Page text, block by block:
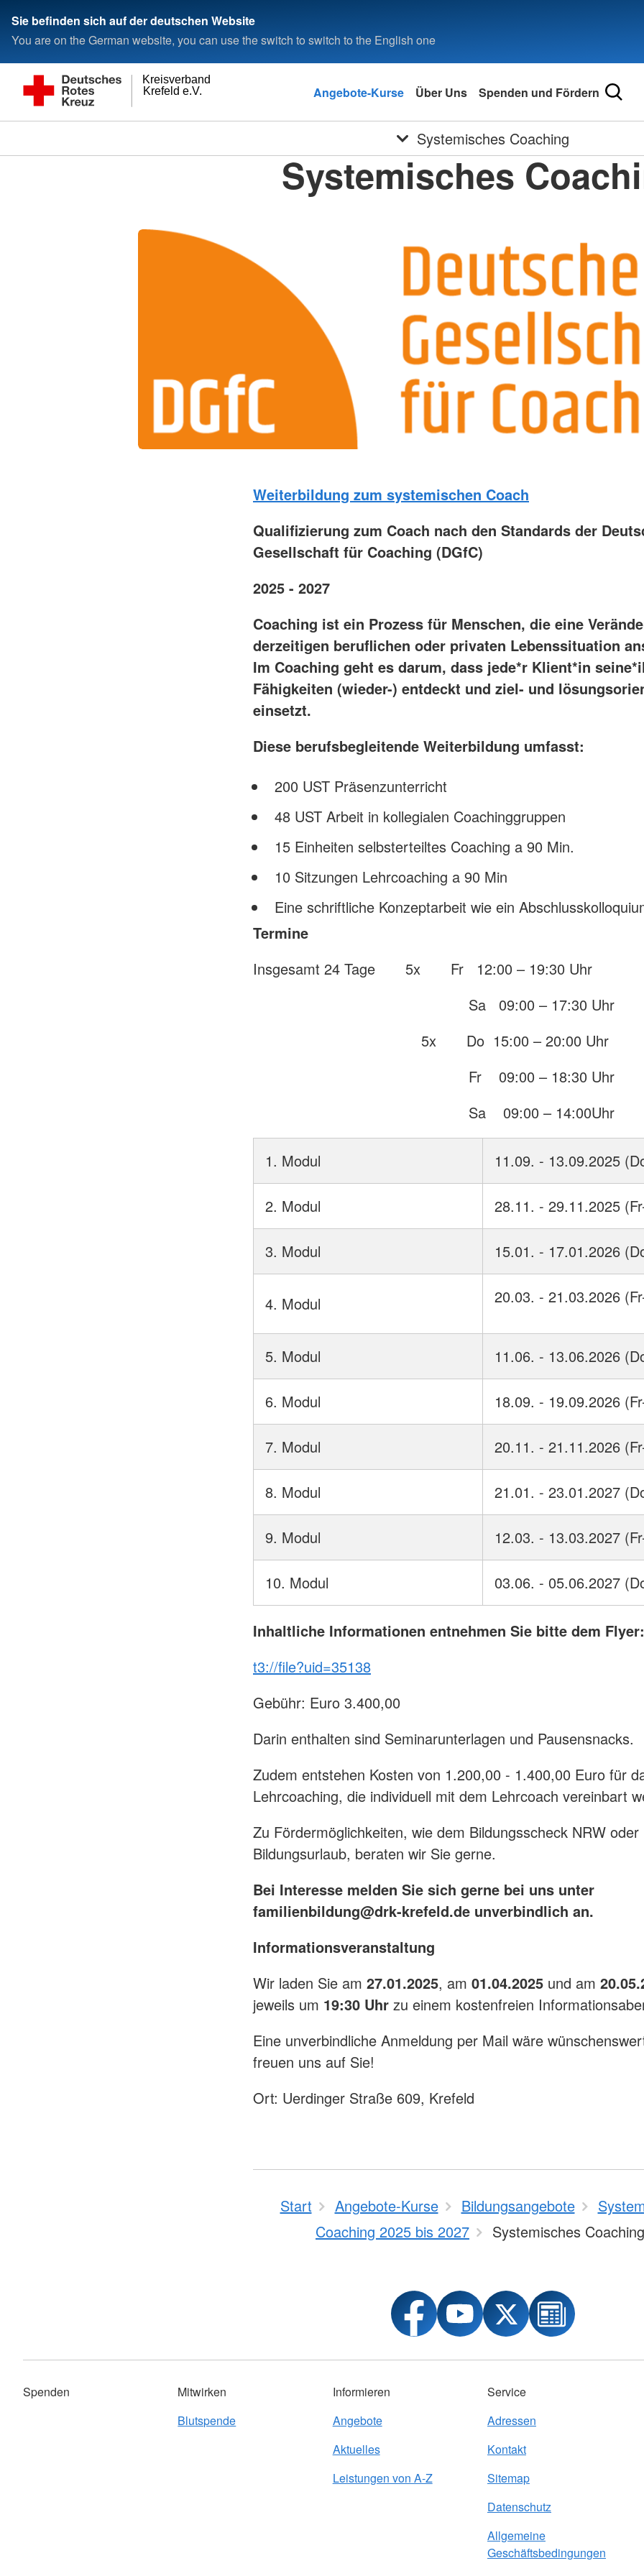
Sie befinden sich auf der deutschen Website
You are on the German website, you can use the switch to switch to the English one
Krefeld e.V.
Kreisverband
Angebote-Kurse Über Uns Spenden und Fördern
Systemisches Coaching
Systemisches
Weiterbildung zum systemischen Coach
Qualifizierung zum Coach nach den Standards der
Gesellschaft für Coaching (DGfC)
2025 - 2027
Coaching ist ein Prozess für Menschen, die eine
derzeitigen beruflichen oder privaten Lebenssituation
Im Coaching geht es darum, dass jede*r Klient*in
Fähigkeiten (wieder-) entdeckt und ziel- und
einsetzt.
Diese berufsbegleitende Weiterbildung umfasst:
200 UST Präsenzunterricht
48 UST Arbeit in kollegialen Coachinggruppen
15 Einheiten selbsterteiltes Coaching a 90 Min.
10 Sitzungen Lehrcoaching a 90 Min
Eine schriftliche Konzeptarbeit wie ein
Termine
Insgesamt 24 Tage 5x Fr 12:00 – 19:30 Uhr
Sa 09:00 – 17:30 Uhr
5x Do 15:00 – 20:00 Uhr
Fr 09:00 – 18:30 Uhr
Sa 09:00 – 14:00Uhr
1. Modul 11.09. - 13.09.2025
2. Modul 28.11. - 29.11.2025
3. Modul 15.01. - 17.01.2026
4. Modul 20.03. - 21.03.2026
5. Modul 11.06. - 13.06.2026
6. Modul 18.09. - 19.09.2026
7. Modul 20.11. - 21.11.2026
8. Modul 21.01. - 23.01.2027
9. Modul 12.03. - 13.03.2027
10. Modul 03.06. - 05.06.2027
Inhaltliche Informationen entnehmen Sie bitte dem Flyer:
t3://file?uid=35138
Gebühr: Euro 3.400,00
Darin enthalten sind Seminarunterlagen und Pausensnacks.
Zudem entstehen Kosten von 1.200,00 - 1.400,00 Euro für
Lehrcoaching, die individuell mit dem Lehrcoach vereinbart
Zu Fördermöglichkeiten, wie dem Bildungsscheck NRW oder
Bildungsurlaub, beraten wir Sie gerne.
Bei Interesse melden Sie sich gerne bei uns unter
familienbildung@drk-krefeld.de unverbindlich an.
Informationsveranstaltung
Wir laden Sie am 27.01.2025, am 01.04.2025 und am
jeweils um 19:30 Uhr zu einem kostenfreien
Eine unverbindliche Anmeldung per Mail wäre
freuen uns auf Sie!
Ort: Uerdinger Straße 609, Krefeld
Start Angebote-Kurse Bildungsangebote
Coaching 2025 bis 2027
Systemisches Coaching
Spenden
Mitwirken
Blutspende
Informieren
Angebote
Aktuelles
Leistungen von A-Z
Service
Adressen
Kontakt
Sitemap
Datenschutz
Allgemeine
Geschäftsbedingungen